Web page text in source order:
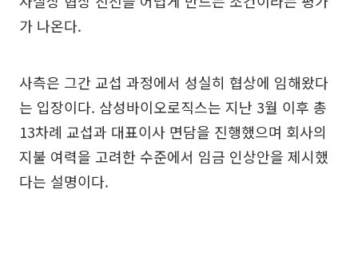
가 나온다.
사측은 그간 교섭 과정에서 성실히 협상에 임해왔다
는 입장이다. 삼성바이오로직스는 지난 3월 이후 총
13차례 교섭과 대표이사 면담을 진행했으며 회사의
지불 여력을 고려한 수준에서 임금 인상안을 제시했
다는 설명이다.